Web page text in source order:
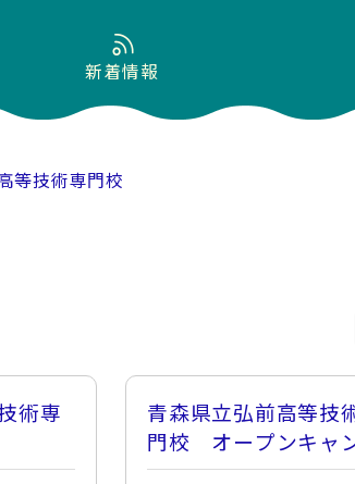
新着情報
等技術専門校
術専
青森県立弘前高等技
門校 オープンキャ
ス2026